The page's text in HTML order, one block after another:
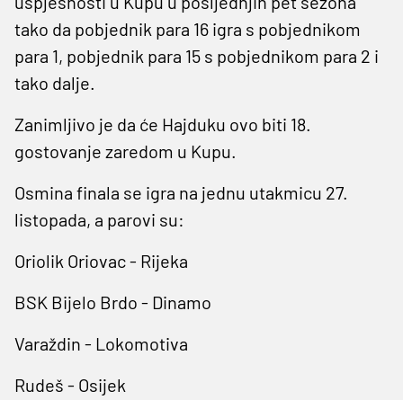
tako da pobjednik para 16 igra s pobjednikom
para 1, pobjednik para 15 s pobjednikom para 2 i
tako dalje.
Zanimljivo je da će Hajduku ovo biti 18.
gostovanje zaredom u Kupu.
Osmina finala se igra na jednu utakmicu 27.
listopada, a parovi su:
Oriolik Oriovac - Rijeka
BSK Bijelo Brdo - Dinamo
Varaždin - Lokomotiva
Rudeš - Osijek